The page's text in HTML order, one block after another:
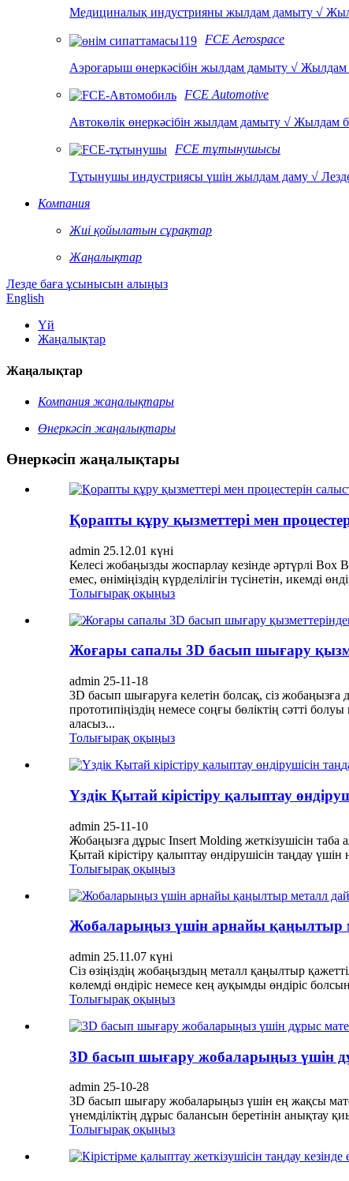
Медициналық индустрияны жылдам дамыту √
FCE Aerospace
Аэроғарыш өнеркәсібін жылдам дамыту √
FCE Automotive
Автокөлік өнеркәсібін жылдам дамыту √ Жылдам
FCE тұтынушысы
Тұтынушы индустриясы үшін жылдам даму √
Компания
Жиі қойылатын сұрақтар
Жаңалықтар
Лезде баға ұсынысын алыңыз
English
Үй
Жаңалықтар
Жаңалықтар
Компания жаңалықтары
Өнеркәсіп жаңалықтары
Өнеркәсіп жаңалықтары
Қорапты құру қызметтері мен
admin 25.12.01 күні
Келесі жобаңызды жоспарлау кезінде әртүрлі Box
емес, өніміңіздің күрделілігін түсінетін, икемді
Толығырақ оқыңыз
Жоғары сапалы 3D басып шығару
admin 25-11-18
3D басып шығаруға келетін болсақ, сіз
прототипіңіздің немесе соңғы бөліктің сәтті
аласыз...
Толығырақ оқыңыз
Үздік Қытай кірістіру қалыптау
admin 25-11-10
Жобаңызға дұрыс Insert Molding жеткізушісін таба
Қытай кірістіру қалыптау өндірушісін таңдау үшін
Толығырақ оқыңыз
Жобаларыңыз үшін арнайы қаңылтыр
admin 25.11.07 күні
Сіз өзіңіздің жобаңыздың металл қаңылтыр
көлемді өндіріс немесе кең ауқымды өндіріс
Толығырақ оқыңыз
3D басып шығару жобаларыңыз үшін
admin 25-10-28
3D басып шығару жобаларыңыз үшін ең жақсы
үнемділіктің дұрыс балансын беретінін анықтау
Толығырақ оқыңыз